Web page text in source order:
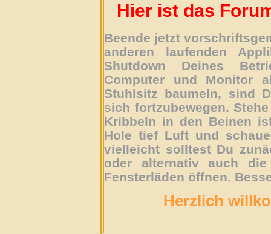
Hier ist das
Beende jetzt
anderen laufenden
Shutdown Deines
Computer und Monitor
Stuhlsitz baumeln, sind
sich fortzubewegen.
Kribbeln in den Beinen
Hole tief Luft und
vielleicht solltest Du
oder alternativ auch
Fensterläden öffnen.
Herzlich